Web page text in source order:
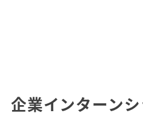
企業インターン